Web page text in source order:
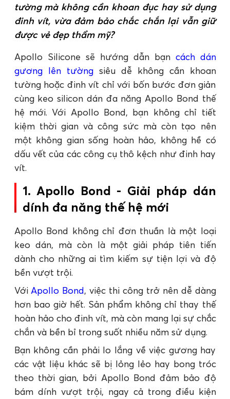
tường mà không cần khoan đục hay sử dụng
đinh vít, vừa đảm bảo chắc chắn lại vẫn giữ
được vẻ đẹp thẩm mỹ?
Apollo Silicone sẽ hướng dẫn bạn cách dán
gương lên tườngsiêu dễ không cần khoan
tường hoặc đinh vít chỉ với bốn bước đơn giản
cùng keo silicon dán đa năng Apollo Bond thế
hệ mới. Với Apollo Bond, bạn không chỉ tiết
kiệm thời gian và công sức mà còn tạo nên
một không gian sống hoàn hảo, không hề có
dấu vết của các công cụ thô kệch như đinh hay
vít.
1. Apollo Bond - Giải pháp dán
dính đa năng thế hệ mới
Apollo Bond không chỉ đơn thuần là một loại
keo dán, mà còn là một giải pháp tiên tiến
dành cho những ai tìm kiếm sự tiện lợi và độ
bền vượt trội.
VớiApollo Bond, việc thi công trở nên dễ dàng
hơn bao giờ hết. Sản phẩm không chỉ thay thế
hoàn hảo cho đinh vít, mà còn mang lại sự chắc
chắn và bền bỉ trong suốt nhiều năm sử dụng.
Bạn không cần phải lo lắng về việc gương hay
các vật liệu khác sẽ bị lỏng lẻo hay bong tróc
theo thời gian, bởi Apollo Bond đảm bảo độ
bám dính vượt trội, ngay cả trong điều kiện